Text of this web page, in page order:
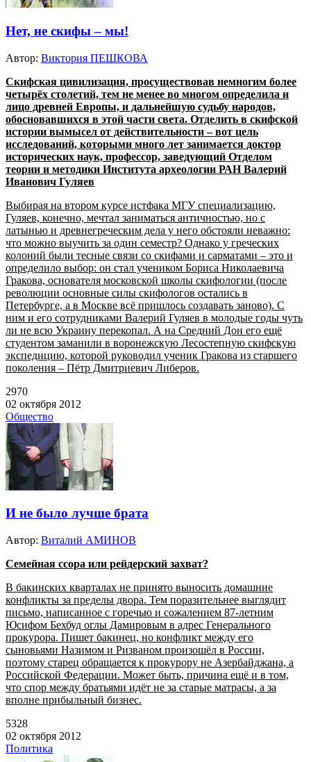
Нет, не скифы – мы!
Автор: Виктория ПЕШКОВА
Скифская цивилизация, просуществовав немногим более
четырёх столетий, тем не менее во многом определила и
лицо древней Европы, и дальнейшую судьбу народов,
обосновавшихся в этой части света. Отделить в скифской
истории вымысел от действительности – вот цель
исследований, которыми много лет занимается доктор
исторических наук, профессор, заведующий Отделом
теории и методики Института археологии РАН Валерий
Иванович Гуляев
Выбирая на втором курсе истфака МГУ специализацию,
Гуляев, конечно, мечтал заниматься античностью, но с
латынью и древнегреческим дела у него обстояли неважно:
что можно выучить за один семестр? Однако у греческих
колоний были тесные связи со скифами и сарматами – это и
определило выбор: он стал учеником Бориса Николаевича
Гракова, основателя московской школы скифологии (после
революции основные силы скифологов остались в
Петербурге, а в Москве всё пришлось создавать заново). С
ним и его сотрудниками Валерий Гуляев в молодые годы чуть
ли не всю Украину перекопал. А на Средний Дон его ещё
студентом заманили в воронежскую Лесостепную скифскую
экспедицию, которой руководил ученик Гракова из старшего
поколения – Пётр Дмитриевич Либеров.
2970
02 октября 2012
Общество
И не было лучше брата
Автор: Виталий АМИНОВ
Семейная ссора или рейдерский захват?
В бакинских кварталах не принято выносить домашние
конфликты за пределы двора. Тем поразительнее выглядит
письмо, написанное с горечью и сожалением 87-летним
Юсифом Бехбуд оглы Дамировым в адрес Генерального
прокурора. Пишет бакинец, но конфликт между его
сыновьями Назимом и Ризваном произошёл в России,
поэтому старец обращается к прокурору не Азербайджана, а
Российской Федерации. Может быть, причина ещё и в том,
что спор между братьями идёт не за старые матрасы, а за
вполне прибыльный бизнес.
5328
02 октября 2012
Политика